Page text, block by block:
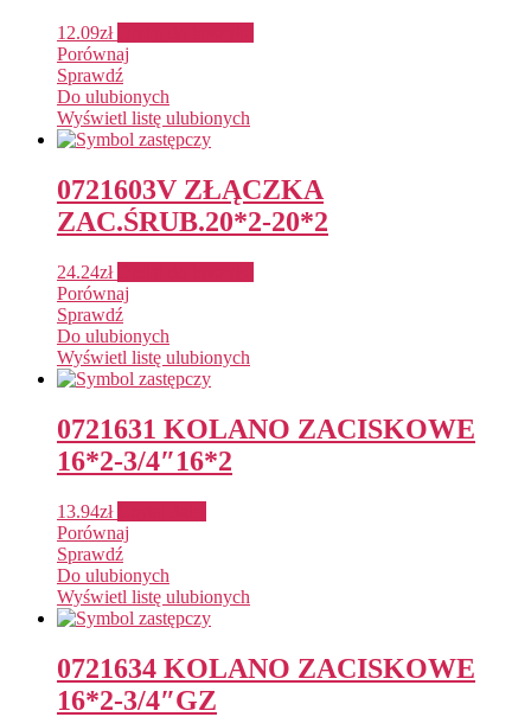
12.09zł
Porównaj
Sprawdź
Do ulubionych
Wyświetl listę ulubionych
0721603V ZŁĄCZKA
ZAC.ŚRUB.20*2-20*2
24.24zł
Porównaj
Sprawdź
Do ulubionych
Wyświetl listę ulubionych
0721631 KOLANO ZACISKOWE
16*2-3/4″16*2
13.94zł
Porównaj
Sprawdź
Do ulubionych
Wyświetl listę ulubionych
0721634 KOLANO ZACISKOWE
16*2-3/4″GZ